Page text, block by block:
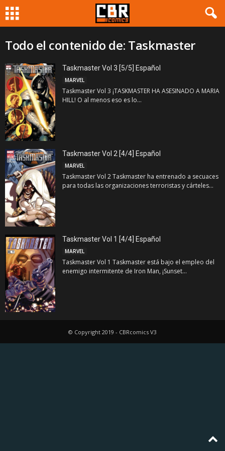
Todo el contenido de: Taskmaster
Taskmaster Vol 3 [5/5] Español
MARVEL
Taskmaster Vol 3 ¡TASKMASTER HA ASESINADO A MARIA
HILL! O al menos eso es lo...
Taskmaster Vol 2 [4/4] Español
MARVEL
Taskmaster Vol 2 Taskmaster ha entrenado a secuaces
para todas las organizaciones terroristas y cárteles...
Taskmaster Vol 1 [4/4] Español
MARVEL
Taskmaster Vol 1 Taskmaster está bajo el empleo del
enemigo intermitente de Iron Man, ¡Sunset...
© Copyright 2019 - CBRcomics V3